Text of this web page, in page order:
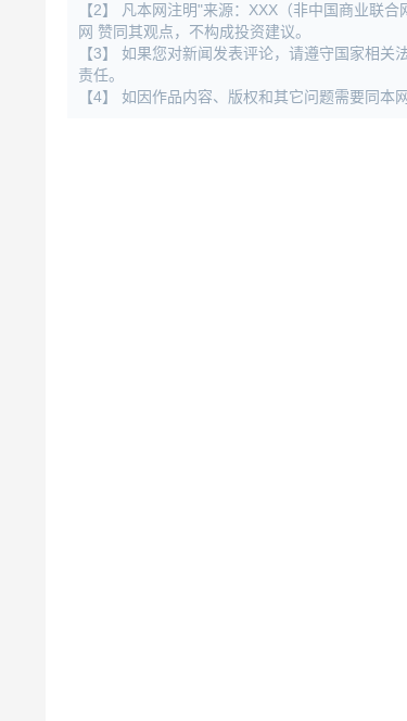
【2】 凡本网注明"来源：XXX（非中国商业联
网 赞同其观点，不构成投资建议。
【3】 如果您对新闻发表评论，请遵守国家相
责任。
【4】 如因作品内容、版权和其它问题需要同本